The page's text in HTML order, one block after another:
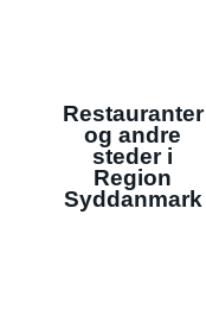
Restauranter
og andre
steder i
Region
Syddanmark